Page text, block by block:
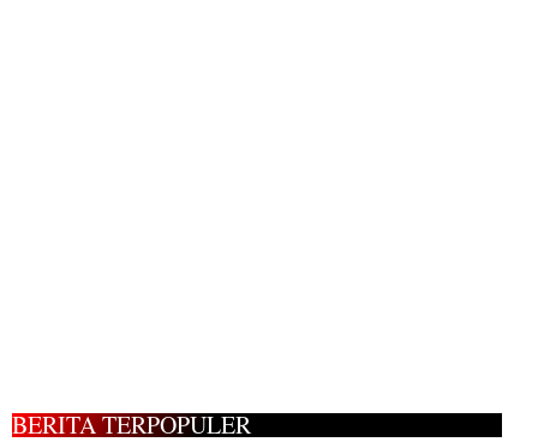
BERITA TERPOPULER